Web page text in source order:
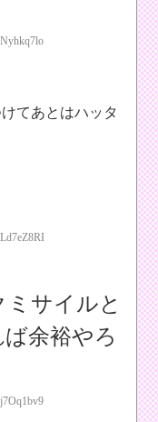
てあとはハッタ
サイルと
余裕やろ